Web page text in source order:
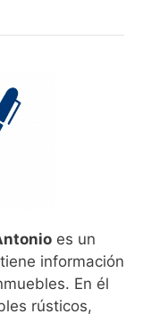
es un
información
En él
rústicos,